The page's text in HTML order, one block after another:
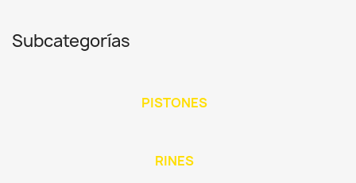
Subcategorías
PISTONES
RINES